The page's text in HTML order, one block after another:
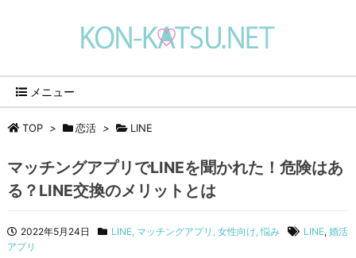
メニュー
TOP > 恋活 > LINE
マッチングアプリでLINEを聞かれた！危険はあ
る？LINE交換のメリットとは
2022年5月24日 LINE, マッチングアプリ , 女性向け, 悩み LINE, 婚活
アプリ